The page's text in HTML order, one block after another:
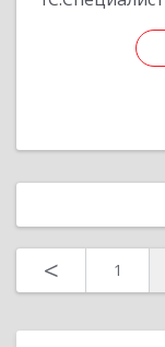
< 1